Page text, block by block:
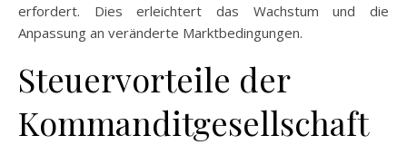
erfordert. Dies erleichtert das Wachstum und die
Anpassung an veränderte Marktbedingungen.
Steuervorteile der
Kommanditgesellschaft